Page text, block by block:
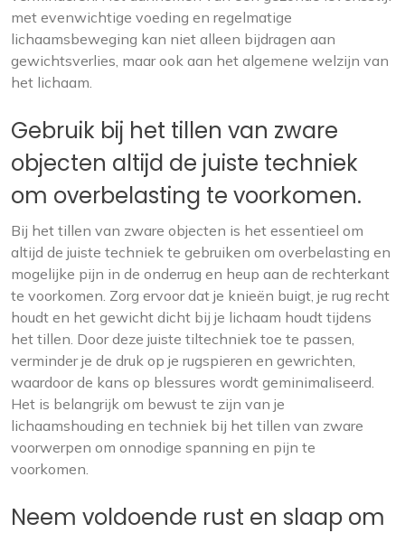
met evenwichtige voeding en regelmatige
lichaamsbeweging kan niet alleen bijdragen aan
gewichtsverlies, maar ook aan het algemene welzijn van
het lichaam.
Gebruik bij het tillen van zware
objecten altijd de juiste techniek
om overbelasting te voorkomen.
Bij het tillen van zware objecten is het essentieel om
altijd de juiste techniek te gebruiken om overbelasting en
mogelijke pijn in de onderrug en heup aan de rechterkant
te voorkomen. Zorg ervoor dat je knieën buigt, je rug recht
houdt en het gewicht dicht bij je lichaam houdt tijdens
het tillen. Door deze juiste tiltechniek toe te passen,
verminder je de druk op je rugspieren en gewrichten,
waardoor de kans op blessures wordt geminimaliseerd.
Het is belangrijk om bewust te zijn van je
lichaamshouding en techniek bij het tillen van zware
voorwerpen om onnodige spanning en pijn te
voorkomen.
Neem voldoende rust en slaap om